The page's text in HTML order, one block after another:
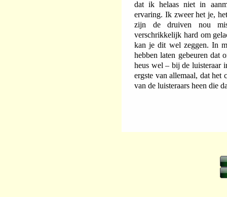
dat ik helaas niet in
ervaring. Ik zweer het je,
zijn de druiven nou
verschrikkelijk hard om
kan je dit wel zeggen. In
hebben laten gebeuren
heus wel – bij de luisteraar
ergste van allemaal, dat
van de luisteraars heen die